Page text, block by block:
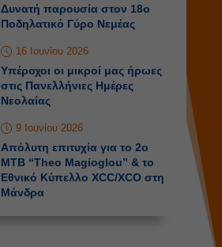
Δυνατή παρουσία στον 18ο
Ποδηλατικό Γύρο Νεμέας
16 Ιουνίου 2026
Υπέροχοι οι μικροί μας ήρωες
στις Πανελλήνιες Ημέρες
Νεολαίας
9 Ιουνίου 2026
Απόλυτη επιτυχία για το 2o
MTB “Theo Magioglou” & το
Εθνικό Κύπελλο XCC/XCO στη
Μάνδρα